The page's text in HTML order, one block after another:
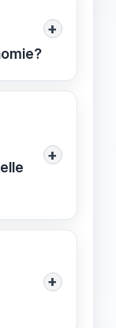
+
e
di
le
+
i
qualità
+